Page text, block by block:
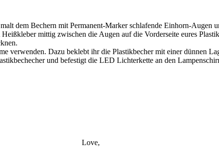
dem Bechern mit Permanent-Marker schlafende Einhorn-Augen
mittig zwischen die Augen auf die Vorderseite eures
verwenden. Dazu beklebt ihr die Plastikbecher mit einer dünnen
und befestigt die LED Lichterkette an den
Love,